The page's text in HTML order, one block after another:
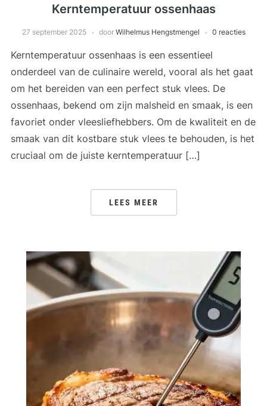
Kerntemperatuur ossenhaas
27 september 2025 door Wilhelmus Hengstmengel 0 reacties
Kerntemperatuur ossenhaas is een essentieel
onderdeel van de culinaire wereld, vooral als het gaat
om het bereiden van een perfect stuk vlees. De
ossenhaas, bekend om zijn malsheid en smaak, is een
favoriet onder vleesliefhebbers. Om de kwaliteit en de
smaak van dit kostbare stuk vlees te behouden, is het
cruciaal om de juiste kerntemperatuur […]
LEES MEER